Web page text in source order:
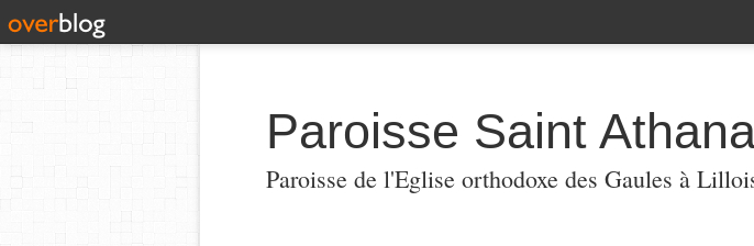
Paroisse Saint
Paroisse de l'Eglise orthodoxe des Gaules à